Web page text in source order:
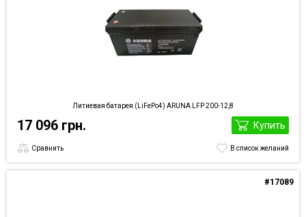
Литиевая батарея (LiFePo4) ARUNA LFP 200-12,8
17 096 грн. Купить
Сравнить В список желаний
#17089